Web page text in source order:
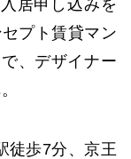
居申し込みを
プト賃貸マン
、デザイナー
徒歩7分、京王